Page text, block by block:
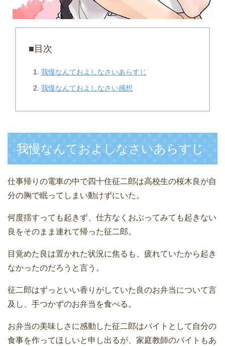
■目次
我慢なんておよしなさいあらすじ
我慢なんておよしなさい感想
我慢なんておよしなさいあらすじ
仕事帰りの電車の中で四十住征二郎は高校生の桜木良が自
分の胸で眠ってしまい動けずにいた。
何度揺すっても起きず、仕方なくおぶってみても起きない
良をそのまま連れて帰った征二郎。
目覚めた良は置かれた状況に焦るも、疲れていたから起き
なかったのだろうと言う。
征二郎はずっといい香りがしていた良のお弁当について言
及し、手つかずのお弁当を食べる。
お弁当の美味しさに感動した征二郎はバイトとして自分の
食事を作ってほしいと申し出るが、家庭教師のバイトもあ